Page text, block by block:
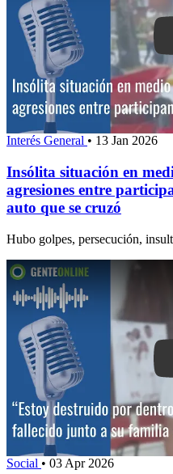
Interés General • 13 Jan 2026
Insólita situación en
agresiones entre
auto que se cruzó
Hubo golpes, persecución,
Social • 03 Apr 2026